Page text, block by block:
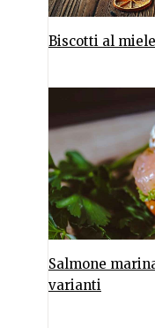
Biscotti al
Salmone
varianti